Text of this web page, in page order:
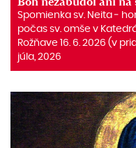
Spomienka sv. Neita ‒
počas sv. omše v
Rožňave 16. 6. 2026 (v
júla, 2026